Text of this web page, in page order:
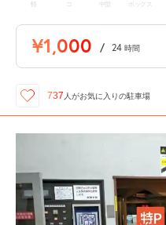
軽 中型 ボックス
¥1,000 / 24 時間
737 人がお気に入りの駐車場